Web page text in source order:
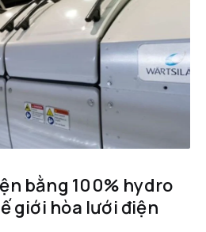
bằng 100% hydro
giới hòa lưới điện